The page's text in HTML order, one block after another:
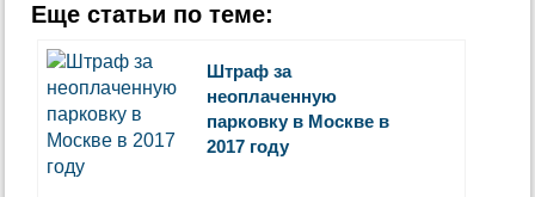
Еще статьи по теме:
Штраф за
неоплаченную
парковку в Москве в
2017 году